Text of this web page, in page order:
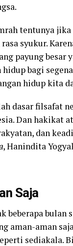
tentunya
rasa syukur.
payung besar
hidup bagi
hidup kita
dasar filsafat
Dan hakikat
dan
, Hanindita
Saja
beberapa
aman-aman
sediakala.